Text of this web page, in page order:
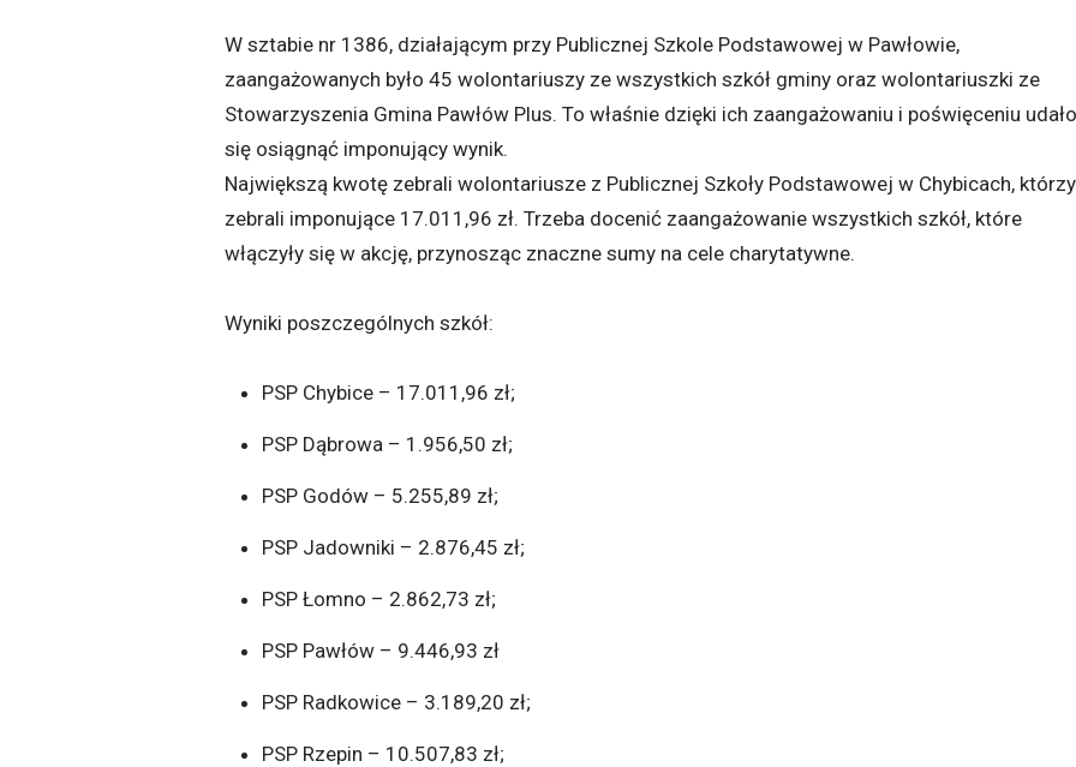
W sztabie nr 1386, działającym przy Publicznej Szkole Podstawowej w Pawłowie,
zaangażowanych było 45 wolontariuszy ze wszystkich szkół gminy oraz wolontariuszki ze
Stowarzyszenia Gmina Pawłów Plus. To właśnie dzięki ich zaangażowaniu i poświęceniu udało
się osiągnąć imponujący wynik.
Największą kwotę zebrali wolontariusze z Publicznej Szkoły Podstawowej w Chybicach, którzy
zebrali imponujące 17.011,96 zł. Trzeba docenić zaangażowanie wszystkich szkół, które
włączyły się w akcję, przynosząc znaczne sumy na cele charytatywne.
Wyniki poszczególnych szkół:
PSP Chybice – 17.011,96 zł;
PSP Dąbrowa – 1.956,50 zł;
PSP Godów – 5.255,89 zł;
PSP Jadowniki – 2.876,45 zł;
PSP Łomno – 2.862,73 zł;
PSP Pawłów – 9.446,93 zł
PSP Radkowice – 3.189,20 zł;
PSP Rzepin – 10.507,83 zł;